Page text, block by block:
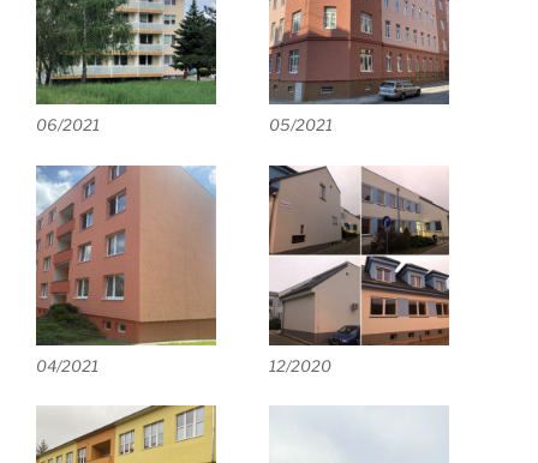
06/2021 05/2021
04/2021 12/2020